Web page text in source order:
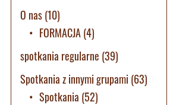
O nas(10)
FORMACJA(4)
spotkania regularne (39)
Spotkania z innymi grupami (63)
Spotkania (52)